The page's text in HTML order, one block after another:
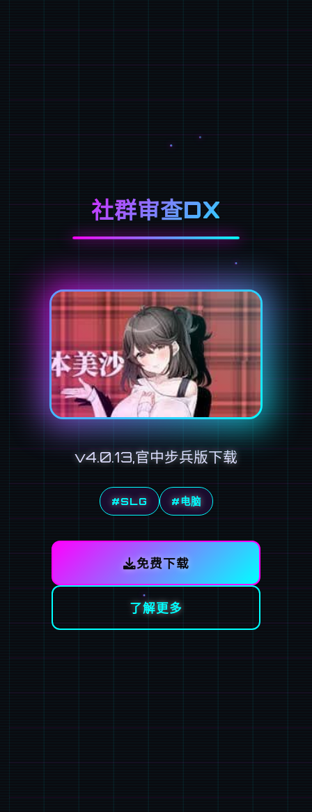
社群审查DX
v4.0.13,官中步兵版下载
#SLG #电脑
免费下载
了解更多